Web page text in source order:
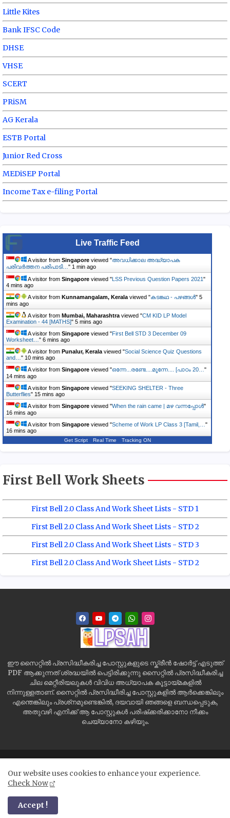
Little Kites
Bank IFSC Code
DHSE
VHSE
SCERT
PRiSM
AG Kerala
ESTB Portal
Junior Red Cross
MEDiSEP Portal
Income Tax e-filing Portal
Live Traffic Feed
A visitor from Singapore viewed "അവധിക്കാല അദ്ധ്യാപക
പരിവര്‍ത്തന പരിപാടി… " 1 min ago
A visitor from Singapore viewed "LSS Previous Question Papers 2021"
4 mins ago
A visitor from Kunnamangalam, Kerala viewed "കടങ്കഥ - പഴങ്ങൾ" 5
mins ago
A visitor from Mumbai, Maharashtra viewed "CM KID LP Model
Examination - 44 [MATHS]" 5 mins ago
A visitor from Singapore viewed "First Bell STD 3 December 09
Worksheet… " 6 mins ago
A visitor from Punalur, Kerala viewed "Social Science Quiz Questions
and… " 10 mins ago
A visitor from Singapore viewed "ഒന്നേ...രണ്ടേ....മൂന്നേ.... [പാഠം 20… "
14 mins ago
A visitor from Singapore viewed "SEEKING SHELTER - Three
Butterflies" 15 mins ago
A visitor from Singapore viewed "When the rain came | മഴ വന്നപ്പോൾ"
16 mins ago
A visitor from Singapore viewed "Scheme of Work LP Class 3 [Tamil,… "
16 mins ago
Get Script Real Time Tracking ON
First Bell Work Sheets
First Bell 2.0 Class And Work Sheet Lists - STD 1
First Bell 2.0 Class And Work Sheet Lists - STD 2
First Bell 2.0 Class And Work Sheet Lists - STD 3
First Bell 2.0 Class And Work Sheet Lists - STD 2
ഈ സൈറ്റിൽ പ്രസിദ്ധീകരിച്ച പോസ്റ്റുകളുടെ സ്ക്രീൻ ഷോർട്ട് എടുത്ത്
PDF ആക്കുന്നത് ശ്രദ്ധയിൽ പെട്ടിരിക്കുന്നു സൈറ്റിൽ പ്രസിദ്ധീകരിച്ച
ചില മെറ്റീരിയലുകൾ വിവിധ അധ്യാപക കൂട്ടായ്മകളിൽ
നിന്നുള്ളതാണ്. സൈറ്റിൽ പ്രസിദ്ധീരിച്ച പോസ്റ്റുകളിൽ ആർക്കെങ്കിലും
എന്തെങ്കിലും പ്രശ്‌നമുണ്ടെങ്കിൽ, ദയവായി ഞങ്ങളെ ബന്ധപ്പെടുക,
അതുവഴി എനിക്ക് ആ പോസ്റ്റുകൾ പരിഷ്‌ക്കരിക്കാനോ നീക്കം
ചെയ്യാനോ കഴിയും.
Disclaimer
Our website uses cookies to enhance your experience.
Check Now
Accept !